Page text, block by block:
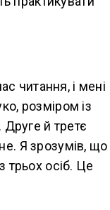
читання, і мені
розміром із
й третє
Я зрозумів, що
трьох осіб. Це